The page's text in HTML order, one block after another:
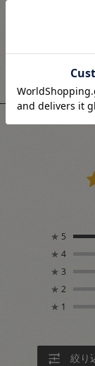
★ 5
★ 4
★ 3
★ 2
★ 1
絞り